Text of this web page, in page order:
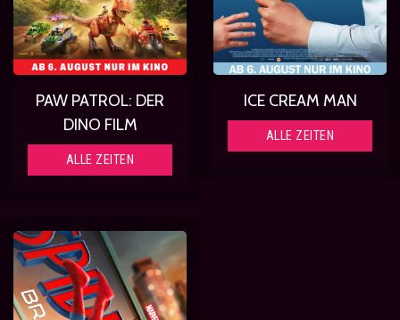
PAW PATROL: DER
DINO FILM
ALLE ZEITEN
ICE CREAM MAN
ALLE ZEITEN